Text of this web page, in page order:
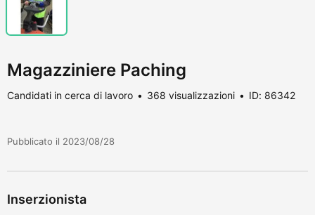
Magazziniere Paching
Candidati in cerca di lavoro 368 visualizzazioni ID: 86342
Pubblicato il 2023/08/28
Inserzionista